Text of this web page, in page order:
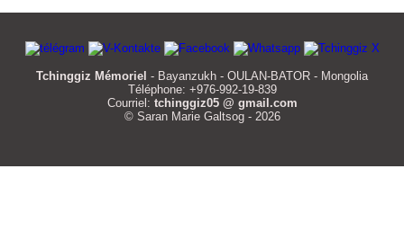
Tchinggiz Mémoriel - Bayanzukh - OULAN-BATOR - Mongolia
Téléphone: +976-992-19-839
Courriel: tchinggiz05 @ gmail.com
© Saran Marie Galtsog - 2026